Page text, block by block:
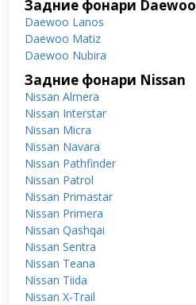
Задние фонари Daewoo
Daewoo Lanos
Daewoo Matiz
Daewoo Nubira
Задние фонари Nissan
Nissan Almera
Nissan Interstar
Nissan Micra
Nissan Navara
Nissan Pathfinder
Nissan Patrol
Nissan Primastar
Nissan Primera
Nissan Qashqai
Nissan Sentra
Nissan Teana
Nissan Tiida
Nissan X-Trail